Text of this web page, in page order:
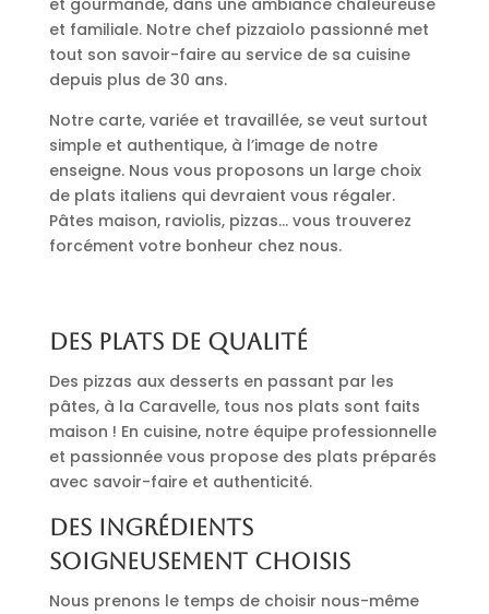
et gourmande, dans une ambiance chaleureuse
et familiale. Notre chef pizzaiolo passionné met
tout son savoir-faire au service de sa cuisine
depuis plus de 30 ans.
Notre carte, variée et travaillée, se veut surtout
simple et authentique, à l’image de notre
enseigne. Nous vous proposons un large choix
de plats italiens qui devraient vous régaler.
Pâtes maison, raviolis, pizzas… vous trouverez
forcément votre bonheur chez nous.
Des plats de qualité
Des pizzas aux desserts en passant par les
pâtes, à la Caravelle, tous nos plats sont faits
maison ! En cuisine, notre équipe professionnelle
et passionnée vous propose des plats préparés
avec savoir-faire et authenticité.
Des ingrédients
soigneusement choisis
Nous prenons le temps de choisir nous-même